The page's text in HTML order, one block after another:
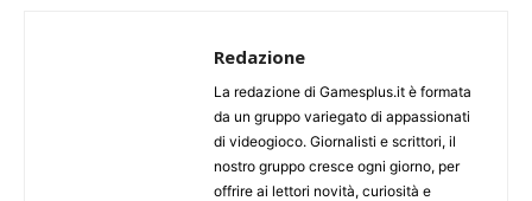
Redazione
La redazione di Gamesplus.it è formata
da un gruppo variegato di appassionati
di videogioco. Giornalisti e scrittori, il
nostro gruppo cresce ogni giorno, per
offrire ai lettori novità, curiosità e